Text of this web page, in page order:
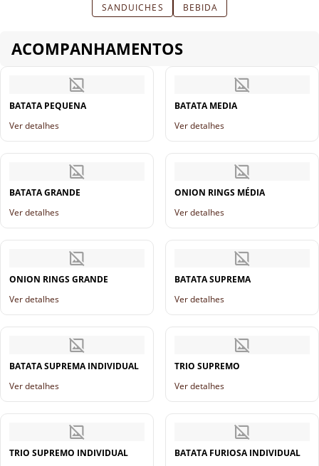
SANDUICHES
BEBIDA
ACOMPANHAMENTOS
BATATA PEQUENA
Ver detalhes
BATATA MEDIA
Ver detalhes
BATATA GRANDE
Ver detalhes
ONION RINGS MÉDIA
Ver detalhes
ONION RINGS GRANDE
Ver detalhes
BATATA SUPREMA
Ver detalhes
BATATA SUPREMA INDIVIDUAL
Ver detalhes
TRIO SUPREMO
Ver detalhes
TRIO SUPREMO INDIVIDUAL
BATATA FURIOSA INDIVIDUAL